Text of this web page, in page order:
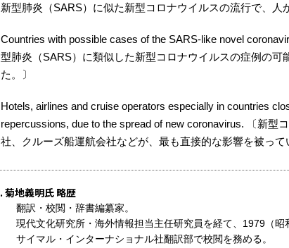
新型肺炎（SARS）に似た新型コロナウイルスの流行で、人
Countries with possible cases of the SARS-like novel
型肺炎（SARS）に類似した新型コロナウイルスの症例の
た。〕
Hotels, airlines and cruise operators especially in countries
repercussions, due to the spread of new coronavirus. 〔新
社、クルーズ船運航会社などが、最も直接的な影響を被って
菊地義明氏 略歴
翻訳・校閲・辞書編纂家。
現代文化研究所・海外情報担当主任研究員を経て、1979（昭
サイマル・インターナショナル社翻訳部で校閲を務める。